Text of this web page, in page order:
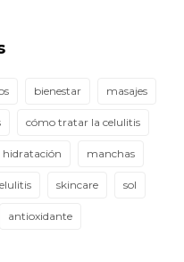
bienestar masajes
cómo tratar la celulitis
hidratación manchas
skincare sol
antioxidante